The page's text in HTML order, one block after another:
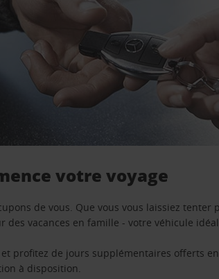
votre voyage
de vous. Que vous vous laissiez
des vacances en famille - votre véhicule
et profitez de jours supplémentaires offerts
à disposition.